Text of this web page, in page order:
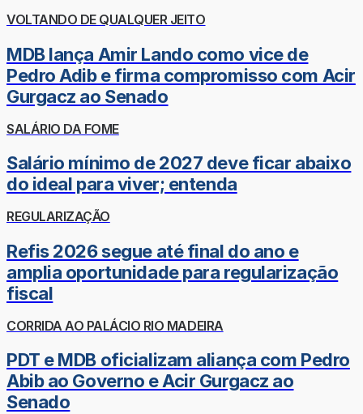
VOLTANDO DE QUALQUER JEITO
MDB lança Amir Lando como vice de
Pedro Adib e firma compromisso com Acir
Gurgacz ao Senado
SALÁRIO DA FOME
Salário mínimo de 2027 deve ficar abaixo
do ideal para viver; entenda
REGULARIZAÇÃO
Refis 2026 segue até final do ano e
amplia oportunidade para regularização
fiscal
CORRIDA AO PALÁCIO RIO MADEIRA
PDT e MDB oficializam aliança com Pedro
Abib ao Governo e Acir Gurgacz ao
Senado